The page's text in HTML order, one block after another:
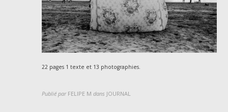
22 pages 1 texte et 13 photographies.
Publié par FELIPE M dans JOURNAL